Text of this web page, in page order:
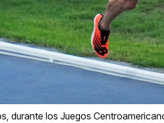
durante los Juegos